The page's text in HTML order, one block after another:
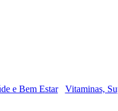
e Bem Estar Vitaminas,